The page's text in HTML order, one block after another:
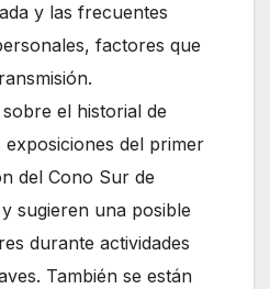
y las frecuentes
factores que
el historial de
exposiciones del primer
del Cono Sur de
sugieren una posible
durante actividades
También se están